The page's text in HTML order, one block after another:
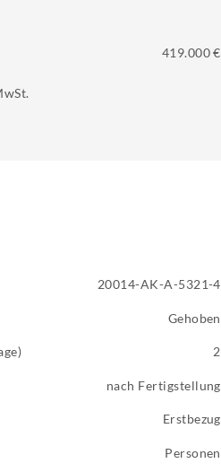
419.000 €
20014-AK-A-5321-4
Gehoben
2
nach Fertigstellung
Erstbezug
Personen